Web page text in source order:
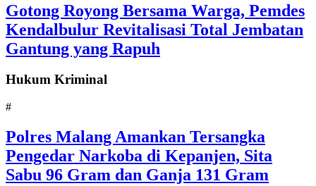
Gotong Royong Bersama Warga, Pemdes
Kendalbulur Revitalisasi Total Jembatan
Gantung yang Rapuh
Hukum Kriminal
#
Polres Malang Amankan Tersangka
Pengedar Narkoba di Kepanjen, Sita
Sabu 96 Gram dan Ganja 131 Gram